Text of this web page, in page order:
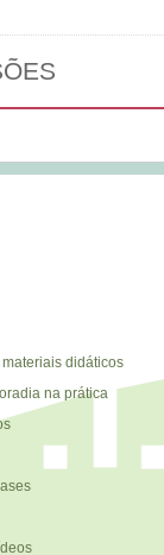
didáticos
na prática